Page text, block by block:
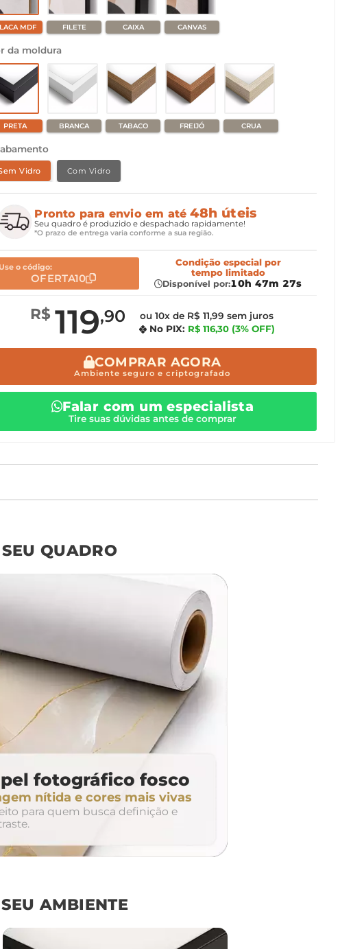
MDF FILETE CAIXA CANVAS
da moldura
PRETA BRANCA TABACO FREIJÓ CRUA
Vidro Com Vidro
Pronto para envio em até48h úteis
Seu quadro é produzido e despachado rapidamente!
*O prazo de entrega varia conforme a sua região.
Use o código:
OFERTA10
Condição especialpor
tempo limitado
Disponível por:10h 47m 25s
R$ 119,90
ou 10x de R$ 11,99 sem juros
No PIX: R$ 116,30 (3% OFF)
COMPRAR AGORA
Ambiente seguro e criptografado
Falar com um especialista
Tire suas dúvidas antes de comprar
o tamanho ideal para o seu ambiente é
dúvidas? Fale com nossa
equipe de atendimento!
QUADRO
fotográfico fosco
nítida e cores mais vivas
para quem busca definição e
AMBIENTE